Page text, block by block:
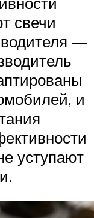
свечи
—
и
уступают